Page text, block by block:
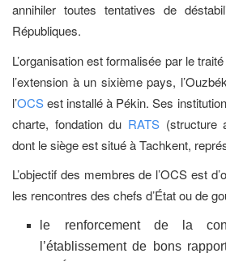
annihiler toutes tentatives de
Républiques.
L’organisation est formalisée par le
l’extension à un sixième pays,
l’OCSest installé à Pékin. Ses
charte, fondation du RATS (structure
dont le siège est situé à Tachkent,
L’objectif des membres de l’OCS est
les rencontres des chefs d’État ou de
le renforcement de la
l’établissement de bons